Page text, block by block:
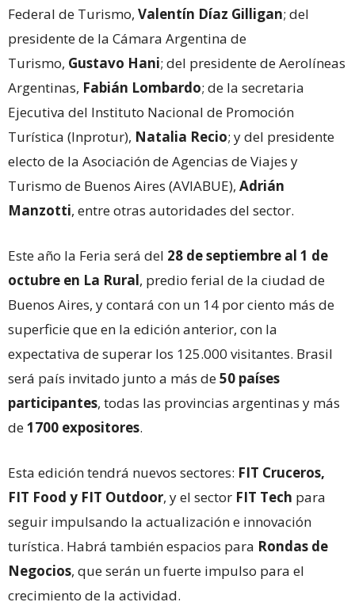
Federal de Turismo, Valentín Díaz Gilligan; del
presidente de la Cámara Argentina de
Turismo, Gustavo Hani; del presidente de Aerolíneas
Argentinas, Fabián Lombardo; de la secretaria
Ejecutiva del Instituto Nacional de Promoción
Turística (Inprotur), Natalia Recio; y del presidente
electo de la Asociación de Agencias de Viajes y
Turismo de Buenos Aires (AVIABUE), Adrián
Manzotti, entre otras autoridades del sector.
Este año la Feria será del 28 de septiembre al 1 de
octubre en La Rural, predio ferial de la ciudad de
Buenos Aires, y contará con un 14 por ciento más de
superficie que en la edición anterior, con la
expectativa de superar los 125.000 visitantes. Brasil
será país invitado junto a más de50 países
participantes, todas las provincias argentinas y más
de1700 expositores.
Esta edición tendrá nuevos sectores: FIT Cruceros,
FIT Food y FIT Outdoor, y el sector FIT Tech para
seguir impulsando la actualización e innovación
turística. Habrá también espacios para Rondas de
Negocios, que serán un fuerte impulso para el
crecimiento de la actividad.